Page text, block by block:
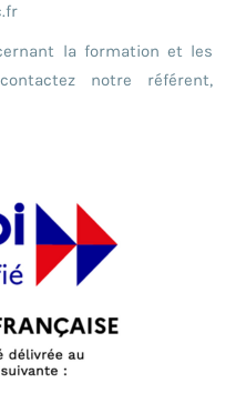
la formation et les
notre référent,